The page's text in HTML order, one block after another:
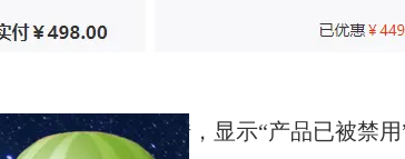
CorelDRAW X4报错，显示“产品已被禁